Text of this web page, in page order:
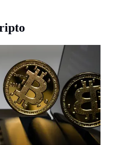
Aleksi Raisa)